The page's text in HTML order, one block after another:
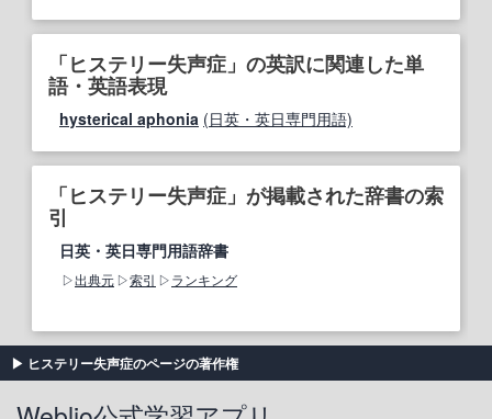
「ヒステリー失声症」の英訳に関連した単
語・英語表現
hysterical aphonia (日英・英日専門用語)
「ヒステリー失声症」が掲載された辞書の索
引
日英・英日専門用語辞書
出典元 索引 ランキング
ヒステリー失声症のページの著作権